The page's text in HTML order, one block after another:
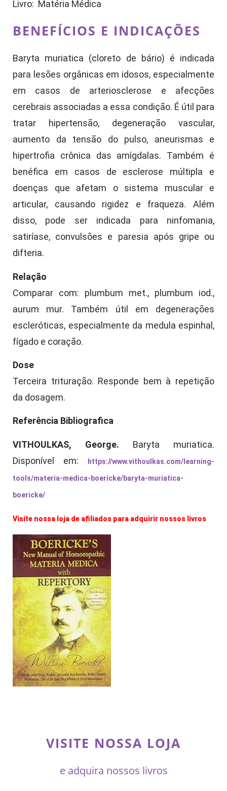
Livro: Matéria Médica
BENEFÍCIOS E INDICAÇÕES
Baryta muriatica (cloreto de bário) é indicada
para lesões orgânicas em idosos, especialmente
em casos de arteriosclerose e afecções
cerebrais associadas a essa condição. É útil para
tratar hipertensão, degeneração vascular,
aumento da tensão do pulso, aneurismas e
hipertrofia crônica das amígdalas. Também é
benéfica em casos de esclerose múltipla e
doenças que afetam o sistema muscular e
articular, causando rigidez e fraqueza. Além
disso, pode ser indicada para ninfomania,
satiríase, convulsões e paresia após gripe ou
difteria.
Relação
Comparar com: plumbum met., plumbum iod.,
aurum mur. Também útil em degenerações
escleróticas, especialmente da medula espinhal,
fígado e coração.
Dose
Terceira trituração. Responde bem à repetição
da dosagem.
Referência Bibliografica
VITHOULKAS, George. Baryta muriatica.
Disponível em:
https://www.vithoulkas.com/learning-
tools/materia-medica-boericke/baryta-muriatica-
boericke/
Visite nossa loja de afiliados para adquirir nossos livros
VISITE NOSSA LOJA
e adquira nossos livros